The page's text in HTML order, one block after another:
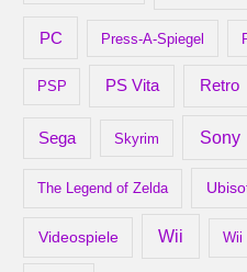
PC Press-A-Spiegel
PSP PS Vita Retro
Sega Skyrim Sony
The Legend of Zelda
Videospiele Wii Wii